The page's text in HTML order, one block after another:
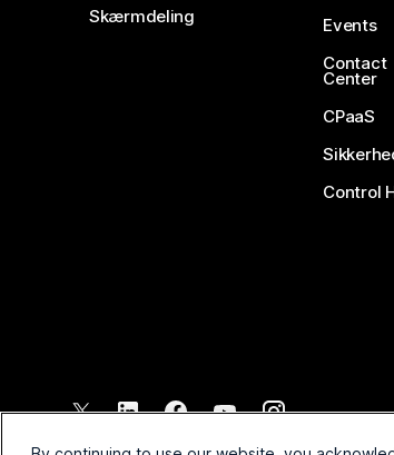
Skærmdeling
Events
Contact
Center
CPaaS
Control
2026 Cisco og/eller dennes partnere. Alle